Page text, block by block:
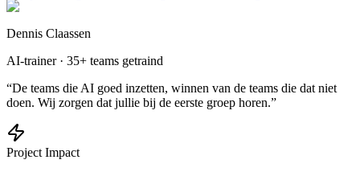
Dennis Claassen
AI-trainer · 35+ teams getraind
“De teams die AI goed inzetten, winnen van de teams die dat niet
doen. Wij zorgen dat jullie bij de eerste groep horen.”
Project Impact